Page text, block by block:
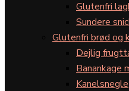
Glutenfri
Sundere
Glutenfri brød og
Dejlig
Banankage
Kanelsnegle